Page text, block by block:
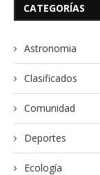
CATEGORÍAS
Astronomia
Clasificados
Comunidad
Deportes
Ecología